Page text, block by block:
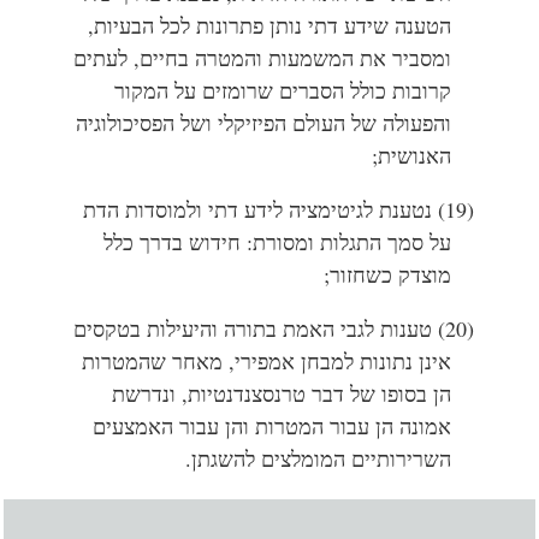
הטענה שידע דתי נותן פתרונות לכל הבעיות,
ומסביר את המשמעות והמטרה בחיים, לעתים
קרובות כולל הסברים שרומזים על המקור
והפעולה של העולם הפיזיקלי ושל הפסיכולוגיה
האנושית;
(19) נטענת לגיטימציה לידע דתי ולמוסדות הדת
על סמך התגלות ומסורת: חידוש בדרך כלל
מוצדק כשחזור;
(20) טענות לגבי האמת בתורה והיעילות בטקסים
אינן נתונות למבחן אמפירי, מאחר שהמטרות
הן בסופו של דבר טרנסצנדנטיות, ונדרשת
אמונה הן עבור המטרות והן עבור האמצעים
השרירותיים המומלצים להשגתן.